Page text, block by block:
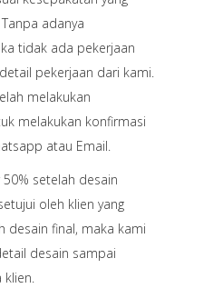
adanya
tidak ada pekerjaan
pekerjaan dari kami.
melakukan
melakukan konfirmasi
atau Email.
setelah desain
oleh klien yang
desain final, maka kami
desain sampai
klien.